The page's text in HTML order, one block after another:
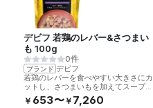
デビフ 若鶏のレバー&さつまい
も 100g
0件
ブランド デビフ
若鶏のレバーを食べやすい大きさにカ
ットし、さつまいもを加えてスープで
じっくり煮込んだ犬用パウチフード。
￥ 653〜￥ 7,260